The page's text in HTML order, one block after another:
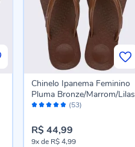
Avaliação: (53)
Chinelo Ipanema Feminino
Pluma Bronze/Marrom/Lilas
R$ 44,99
9xde R$ 4,99